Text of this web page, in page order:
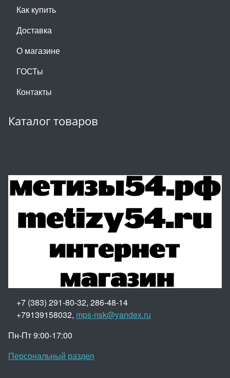
Как купить
Доставка
О магазине
ГОСТы
Контакты
Каталог товаров
+7 (383) 291-80-32, 286-48-14
+79139158032, mps-nsk@yandex.ru
Пн-Пт 9:00-17:00
Персональный раздел